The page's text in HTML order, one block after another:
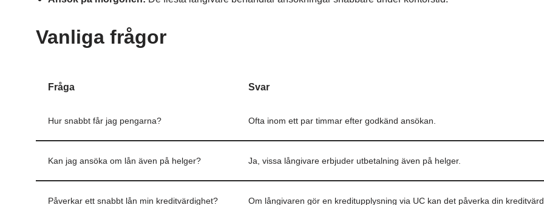
Vanliga frågor
Fråga Svar
Hur snabbt får jag pengarna? Ofta inom ett par timmar efter godkänd ansökan.
Kan jag ansöka om lån även på helger? Ja, vissa långivare erbjuder utbetalning även på helger.
Påverkar ett snabbt lån min kreditvärdighet? Om långivaren gör en kreditupplysning via UC kan det påverka din